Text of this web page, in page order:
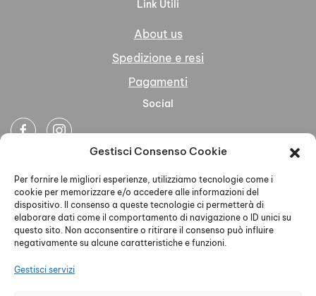
Gestisci Consenso Cookie
Per fornire le migliori esperienze, utilizziamo tecnologie come i
cookie per memorizzare e/o accedere alle informazioni del
dispositivo. Il consenso a queste tecnologie ci permetterà di
elaborare dati come il comportamento di navigazione o ID unici su
questo sito. Non acconsentire o ritirare il consenso può influire
negativamente su alcune caratteristiche e funzioni.
Gestisci servizi
Link Utili
About us
Spedizione e resi
Pagamenti
Social